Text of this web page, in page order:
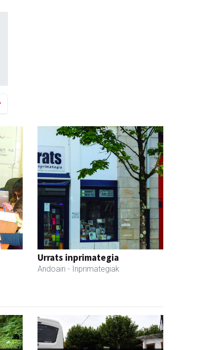
Urrats inprimategia
Andoain - Inprimategiak